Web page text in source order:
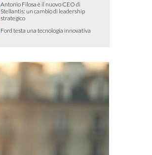
Antonio Filosa è il nuovo CEO di
Stellantis: un cambio di leadership
strategico
Ford testa una tecnologia innovativa